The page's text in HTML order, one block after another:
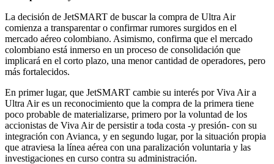
La decisión de JetSMART de buscar la compra de Ultra Air
comienza a transparentar o confirmar rumores surgidos en el
mercado aéreo colombiano. Asimismo, confirma que el mercado
colombiano está inmerso en un proceso de consolidación que
implicará en el corto plazo, una menor cantidad de operadores, pero
más fortalecidos.
En primer lugar, que JetSMART cambie su interés por Viva Air a
Ultra Air es un reconocimiento que la compra de la primera tiene
poco probable de materializarse, primero por la voluntad de los
accionistas de Viva Air de persistir a toda costa -y presión- con su
integración con Avianca, y en segundo lugar, por la situación propia
que atraviesa la línea aérea con una paralización voluntaria y las
investigaciones en curso contra su administración.